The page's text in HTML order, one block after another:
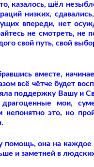
казалось, шёл
низких,
впереди, нет
не смотреть, не
свой путь, свой
вместе,
всё чётче будет
поддержку Вашу и
мои,
непонятно это, но
помощь, она на
и заметней в